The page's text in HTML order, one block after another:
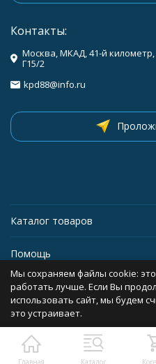
Главная Каталог
Контакты:
Москва, МКАД, 41-й
Г15/2
kpd88@info.ru
Каталог товаров
Помощь
Информация
Политика персональных
Мы сохраняем файлы cookie:
работать лучше. Если Вы
использовать сайт, мы будем
это устраивает.